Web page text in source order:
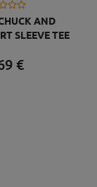
AND
SLEEVE TEE
€